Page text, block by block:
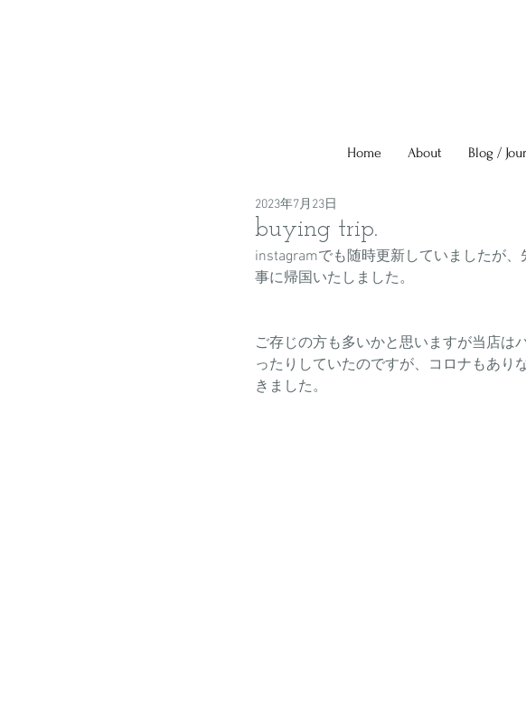
Home About Blog /
buying trip.
2023年7月23日
instagramでも随時更新していましたが
事に帰国いたしました。
ご存じの方も多いかと思いますが当店は
ったりしていたのですが、コロナもあり
きました。